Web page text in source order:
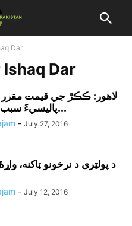
Dar
Dar
لاهور: ڪڪڙ جي قيمت
پاليسيءَ سبب ننڍا واپاري...
- July 27, 2016
د پولټرى د نرخونو ټاکنه،
- July 12, 2016